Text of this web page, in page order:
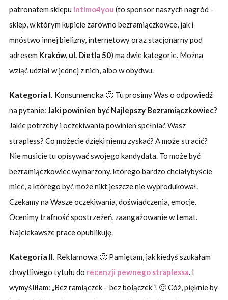
patronatem sklepu Intimo4you (to sponsor naszych nagród –
sklep, w którym kupicie zarówno bezramiączkowce, jak i
mnóstwo innej bielizny, internetowy oraz stacjonarny pod
adresem Kraków, ul. Dietla 50) ma dwie kategorie. Można
wziąć udział w jednej z nich, albo w obydwu.
Kategoria I. Konsumencka 🙂Tu prosimy Was o odpowiedź
na pytanie: Jaki powinien być Najlepszy Bezramiączkowiec?
Jakie potrzeby i oczekiwania powinien spełniać Wasz
strapless? Co możecie dzięki niemu zyskać? A może stracić?
Nie musicie tu opisywać swojego kandydata. To może być
bezramiączkowiec wymarzony, którego bardzo chciałybyście
mieć, a którego być może nikt jeszcze nie wyprodukował.
Czekamy na Wasze oczekiwania, doświadczenia, emocje.
Ocenimy trafność spostrzeżeń, zaangażowanie w temat.
Najciekawsze prace opublikuję.
Kategoria II. Reklamowa 🙂Pamiętam, jak kiedyś szukałam
chwytliwego tytułu do recenzji pewnego straplessa. I
wymyśliłam: „Bez ramiączek – bez bolączek”! 🙂 Cóż, pięknie by